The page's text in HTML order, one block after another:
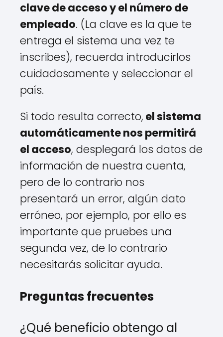
clave de acceso y el número de
empleado. (La clave es la que te
entrega el sistema una vez te
inscribes), recuerda introducirlos
cuidadosamente y seleccionar el
país.
Si todo resulta correcto, el sistema
automáticamente nos permitirá
el acceso, desplegará los datos de
información de nuestra cuenta,
pero de lo contrario nos
presentará un error, algún dato
erróneo, por ejemplo, por ello es
importante que pruebes una
segunda vez, de lo contrario
necesitarás solicitar ayuda.
Preguntas frecuentes
¿Qué beneficio obtengo al